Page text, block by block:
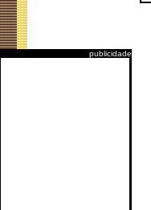
publicidade